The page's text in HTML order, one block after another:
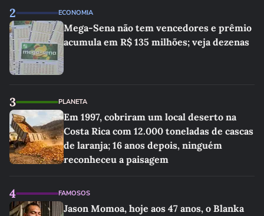
2 ECONOMIA
Mega-Sena não tem vencedores e prêmio
acumula em R$ 135 milhões; veja dezenas
3 PLANETA
Em 1997, cobriram um local deserto na
Costa Rica com 12.000 toneladas de cascas
de laranja; 16 anos depois, ninguém
reconheceu a paisagem
4 FAMOSOS
Jason Momoa, hoje aos 47 anos, o Blanka